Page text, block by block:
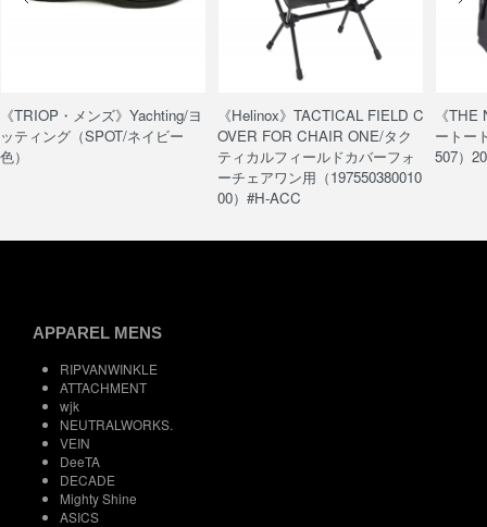
《TRIOP・メンズ》Yachting/ヨ
ッティング（SPOT/ネイビー
色）
《Helinox》TACTICAL FIELD C
OVER FOR CHAIR ONE/タク
ティカルフィールドカバーフォ
ーチェアワン用（197550380010
00）#H-ACC
《
ートー
507）
APPAREL MENS
RIPVANWINKLE
ATTACHMENT
wjk
NEUTRALWORKS.
VEIN
DeeTA
DECADE
Mighty Shine
ASICS